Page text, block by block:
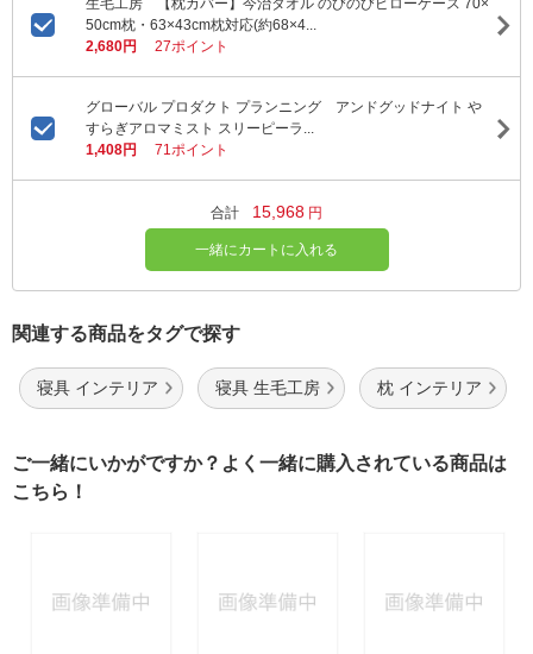
生毛工房 【枕カバー】今治タオル のびのびピローケース 70×
50cm枕・63×43cm枕対応(約68×4...
2,680円
27ポイント
グローバル プロダクト プランニング アンドグッドナイト や
すらぎアロマミスト スリーピーラ...
1,408円
71ポイント
合計 15,968 円
一緒にカートに入れる
関連する商品をタグで探す
寝具 インテリア 寝具 生毛工房 枕 インテリア
ご一緒にいかがですか？よく一緒に購入されている商品は
こちら！